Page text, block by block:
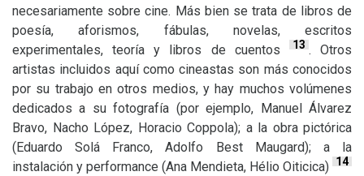
necesariamente sobre cine. Más bien se trata de libros de
poesía, aforismos, fábulas, novelas, escritos
experimentales, teoría y libros de cuentos
13 . Otros
artistas incluidos aquí como cineastas son más conocidos
por su trabajo en otros medios, y hay muchos volúmenes
dedicados a su fotografía (por ejemplo, Manuel Álvarez
Bravo, Nacho López, Horacio Coppola); a la obra pictórica
(Eduardo Solá Franco, Adolfo Best Maugard); a la
instalación y performance (Ana Mendieta, Hélio Oiticica) 14